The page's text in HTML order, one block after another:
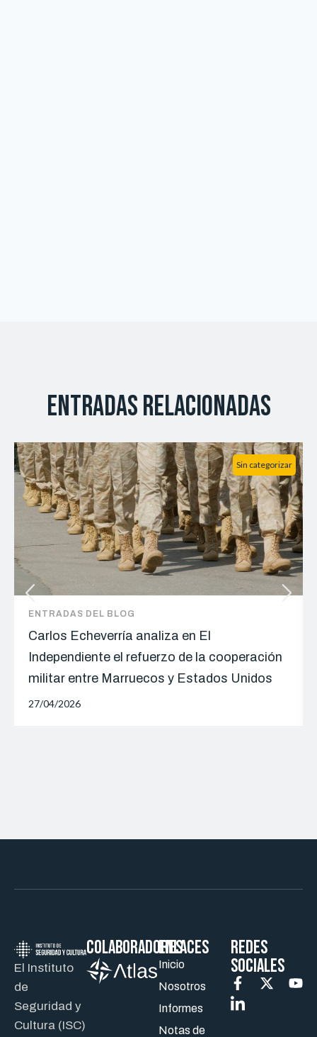
Entradas relacionadas
Sin categorizar
ENTRADAS DEL BLOG
Carlos Echeverría analiza en El
Independiente el refuerzo de la cooperación
militar entre Marruecos y Estados Unidos
27/04/2026
El Instituto
de
Seguridad y
Cultura (ISC)
ColaboradoresENLACES
Inicio
Nosotros
Informes
Notas de
REDES
SOCIALES